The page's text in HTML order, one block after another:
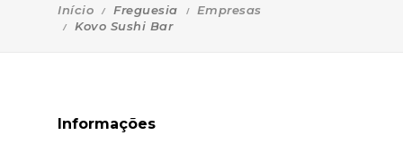
Início Freguesia
Empresas
Kovo Sushi Bar
Informações